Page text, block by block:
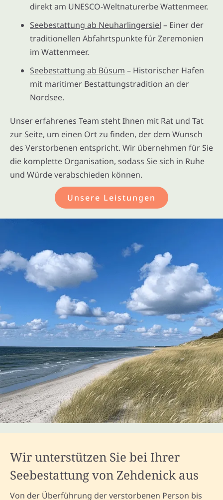
direkt am UNESCO-Weltnaturerbe Wattenmeer.
Seebestattung ab Neuharlingersiel – Einer der
traditionellen Abfahrtspunkte für Zeremonien
im Wattenmeer.
Seebestattung ab Büsum – Historischer Hafen
mit maritimer Bestattungstradition an der
Nordsee.
Unser erfahrenes Team steht Ihnen mit Rat und Tat
zur Seite, um einen Ort zu finden, der dem Wunsch
des Verstorbenen entspricht. Wir übernehmen für Sie
die komplette Organisation, sodass Sie sich in Ruhe
und Würde verabschieden können.
Unsere Leistungen
Wir unterstützen Sie bei Ihrer
Seebestattung von Zehdenick aus
Von der Überführung der verstorbenen Person bis